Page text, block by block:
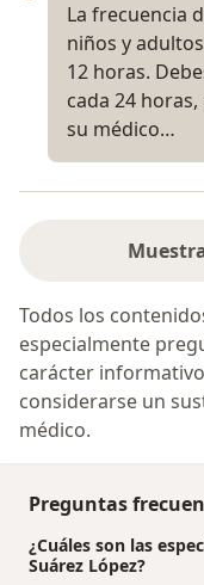
La frecuencia
niños y
12 horas.
cada 24
su médico…
Todos los
especialmente
carácter
considerarse un
médico.
Preguntas
¿Cuáles son las
Suárez López?